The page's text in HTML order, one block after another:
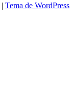
| Tema de WordPress